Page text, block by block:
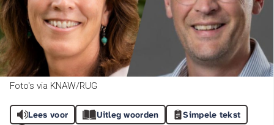
Foto's via KNAW/RUG
Lees voor Uitleg woorden Simpele tekst